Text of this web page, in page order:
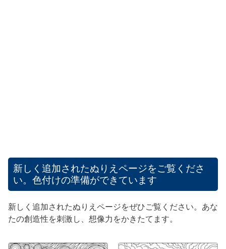
新しく追加されたぬりえページをご覧くださ
い。色付けの準備ができています
新しく追加されたぬりえページをぜひご覧ください。あな
たの創造性を刺激し、想像力をかきたてます。